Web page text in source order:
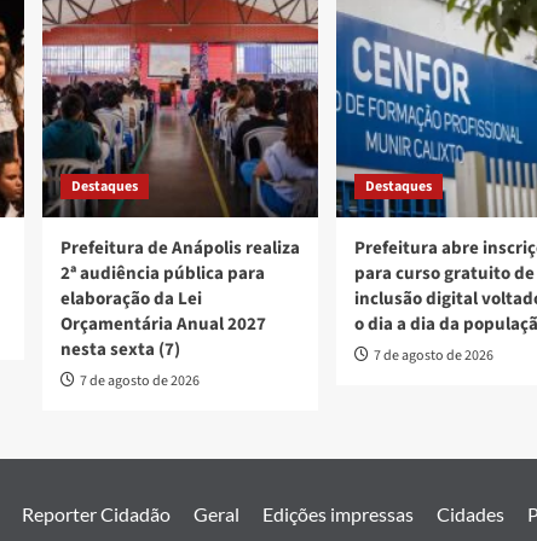
Destaques
Prefeitura de Anápolis realiza
2ª audiência pública para
elaboração da Lei
Orçamentária Anual 2027
nesta sexta (7)
7 de agosto de 2026
Destaques
Prefeitura abre
para curso gratuito de
inclusão digital
o dia a dia da
7 de agosto de 2026
Reporter Cidadão Geral Edições impressas Cidades